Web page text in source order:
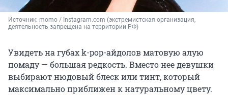
Источник: momo / Instagram.com (экстремистская организация,
деятельность запрещена на территории РФ)
Увидеть на губах k-pop-айдолов матовую алую
помаду — большая редкость. Вместо нее девушки
выбирают нюдовый блеск или тинт, который
максимально приближен к натуральному цвету.